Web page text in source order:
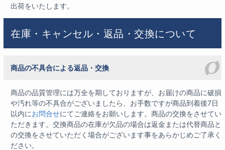
出荷をいたします。
在庫・キャンセル・返品・交換について
商品の不具合による返品・交換
商品の品質管理には万全を期しておりますが、お届けの商品に破損
や汚れ等の不具合がございましたら、お手数ですが商品到着後7日
以内にお問合せにてご連絡をお願いします。商品の交換をさせてい
ただきます。交換商品の在庫が欠品の場合は返金または代替商品と
の交換をさせていただく場合がございます事をあらかじめご了承く
ださい。